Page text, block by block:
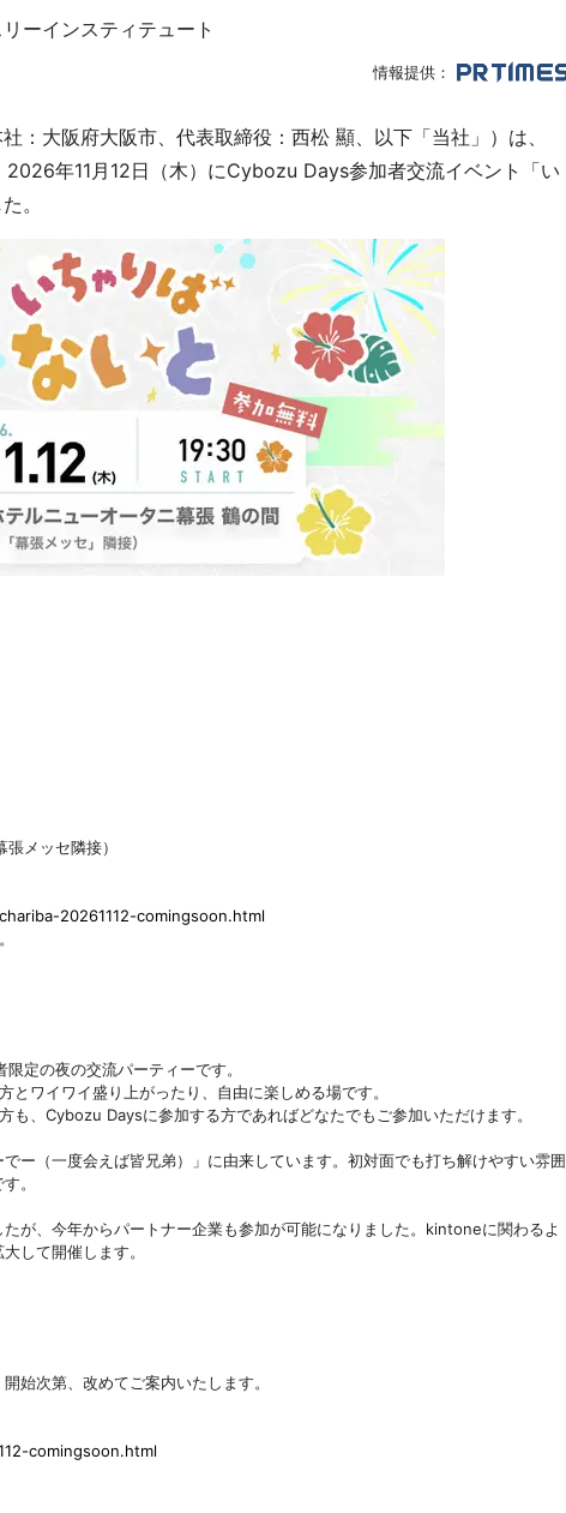
ーインスティテュート
情報提供：
：大阪府大阪市、代表取締役：西松 顯、以下「当社」）は、
年11月12日（木）にCybozu Days参加者交流イベント「い
。
メッセ隣接）
20261112-comingsoon.html
定の夜の交流パーティーです。
ワイワイ盛り上がったり、自由に楽しめる場です。
、Cybozu Daysに参加する方であればどなたでもご参加いただけます。
ー（一度会えば皆兄弟）」に由来しています。初対面でも打ち解けやすい雰囲
。
が、今年からパートナー企業も参加が可能になりました。kintoneに関わるよ
して開催します。
始次第、改めてご案内いたします。
comingsoon.html